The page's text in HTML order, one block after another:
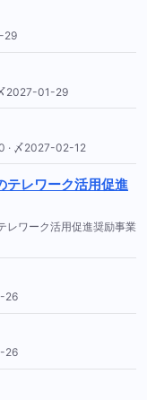
29
2027-01-29
· 〆2027-02-12
レワーク活用促進
レワーク活用促進奨励事業
26
26